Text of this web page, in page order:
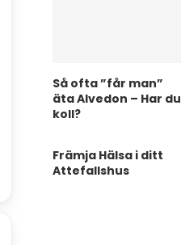
Så ofta ”får man”
äta Alvedon – Har du
koll?
Främja Hälsa i ditt
Attefallshus